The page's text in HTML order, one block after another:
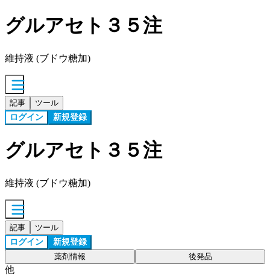
グルアセト３５注
維持液 (ブドウ糖加)
記事 ツール
ログイン 新規登録
グルアセト３５注
維持液 (ブドウ糖加)
記事 ツール
ログイン 新規登録
薬剤情報 後発品
他